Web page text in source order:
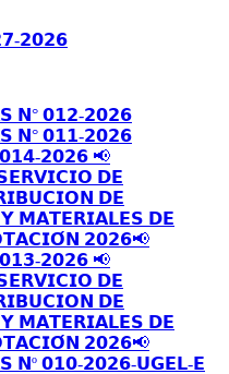
𝟮𝟬𝟮𝟲
𝗡° 𝟬𝟭𝟮-𝟮𝟬𝟮𝟲
𝗡° 𝟬𝟭𝟭-𝟮𝟬𝟮𝟲
𝟮𝟬𝟮𝟲 📢
𝗗𝗘
𝗗𝗘
𝗠𝗔𝗧𝗘𝗥𝗜𝗔𝗟𝗘𝗦 𝗗𝗘
𝟮𝟬𝟮𝟲📢
𝟮𝟬𝟮𝟲 📢
𝗗𝗘
𝗗𝗘
𝗠𝗔𝗧𝗘𝗥𝗜𝗔𝗟𝗘𝗦 𝗗𝗘
𝟮𝟬𝟮𝟲📢
𝗡º 𝟬𝟭𝟬-𝟮𝟬𝟮𝟲-𝗨𝗚𝗘𝗟-𝗘